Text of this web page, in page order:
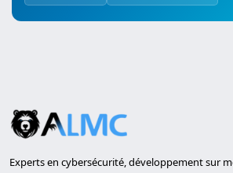
Experts en cybersécurité, développement sur